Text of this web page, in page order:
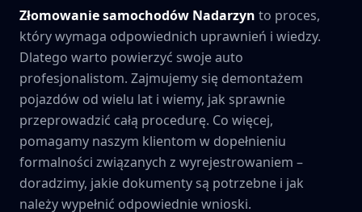
Złomowanie samochodów Nadarzyn to proces,
który wymaga odpowiednich uprawnień i wiedzy.
Dlatego warto powierzyć swoje auto
profesjonalistom. Zajmujemy się demontażem
pojazdów od wielu lat i wiemy, jak sprawnie
przeprowadzić całą procedurę. Co więcej,
pomagamy naszym klientom w dopełnieniu
formalności związanych z wyrejestrowaniem –
doradzimy, jakie dokumenty są potrzebne i jak
należy wypełnić odpowiednie wnioski.